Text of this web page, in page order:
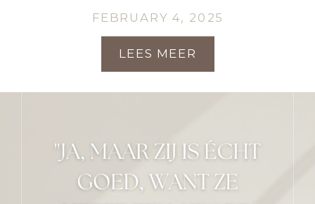
LEES MEER
FEBRUARY 4, 2025